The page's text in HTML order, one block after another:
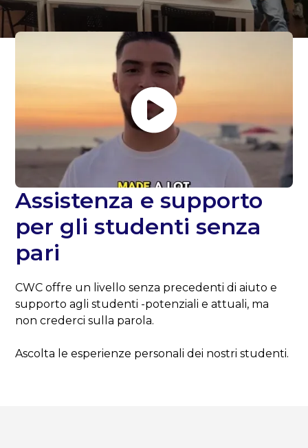
Assistenza e supporto
per gli studenti senza
pari
CWC offre un livello senza precedenti di aiuto e
supporto agli studenti -potenziali e attuali, ma
non crederci sulla parola.
Ascolta le esperienze personali dei nostri studenti.